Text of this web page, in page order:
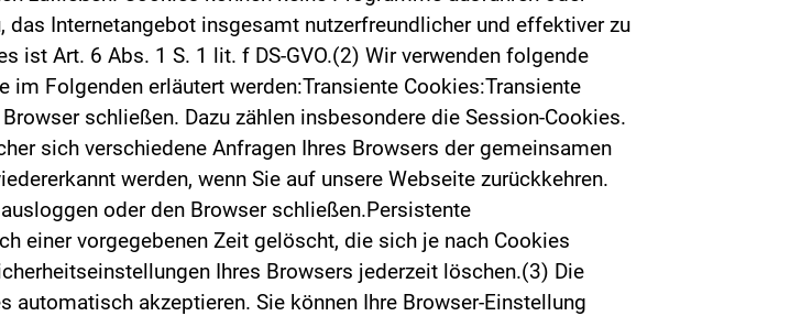
das Internetangebot insgesamt nutzerfreundlicher und effektiver zu
ist Art. 6 Abs. 1 S. 1 lit. f DS-GVO.(2) Wir verwenden folgende
Folgenden erläutert werden:Transiente Cookies:Transiente
schließen. Dazu zählen insbesondere die Session-Cookies.
sich verschiedene Anfragen Ihres Browsers der gemeinsamen
werden, wenn Sie auf unsere Webseite zurückkehren.
oder den Browser schließen.Persistente
einer vorgegebenen Zeit gelöscht, die sich je nach Cookies
Ihres Browsers jederzeit löschen.(3) Die
akzeptieren. Sie können Ihre Browser-Einstellung